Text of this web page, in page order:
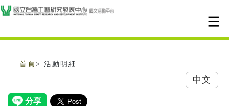
跳到主要內容
網站導覽
::: 首頁 > 活動明細
中文